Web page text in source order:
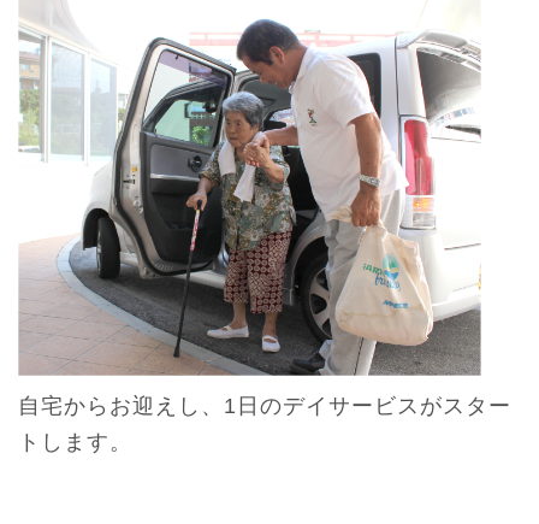
自宅からお迎えし、1日のデイサービスがスター
トします。